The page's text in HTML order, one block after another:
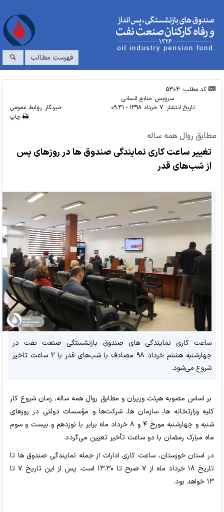
فهرست مطالب
کد مطلب: 5304
سرویس:منابع انسانی
تاریخ انتشار:۷ خرداد ۱۳۹۸ - ۰۹:۴۱
خبرنگار: روابط عمومی
چاپ
مطابق روال همه ساله
تغییر ساعت کاری نمایندگی صندوق ها در روزهای پس
از شب‌های قدر
ساعت کاری نمایندگی های صندوق بازنشستگی صنعت نفت در
چهارشنبه هشتم خرداد ۹۸ مصادف با شب‌های قدر با ۲ ساعت تاخیر
شروع می‌شود.
بر اساس مصوبه هیئت وزیران و مطابق روال همه ساله، زمان شروع کار
کلیه وزارتخانه ها، سازمان ها، شرکت‌ها و مؤسسات دولتی در روزهای
شنبه و چهارشنبه مورخ ۴ و ۸ خرداد ماه برابر با نوزدهم و بیست و سوم
ماه مبارک رمضان با دو ساعت تأخیر تعیین می‌گردد.
در استان خوزستان، ساعت کاری ادارات از جمله نمایندگی صندوق ها تا
تاریخ ۱۸ خرداد ماه از ۷ صبح تا ۱۳.۳۰ است. پس از این تاریخ ۷ تا
۱۳ خواهد بود.